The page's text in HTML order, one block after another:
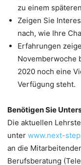
zu einem
Zeigen Sie
nach, wie Ihre
Erfahrungen
Novemberwoche
2020 noch eine
Verfügung steht.
Benötigen Sie
Die aktuellen
unter www.next-
an die
Berufsberatung